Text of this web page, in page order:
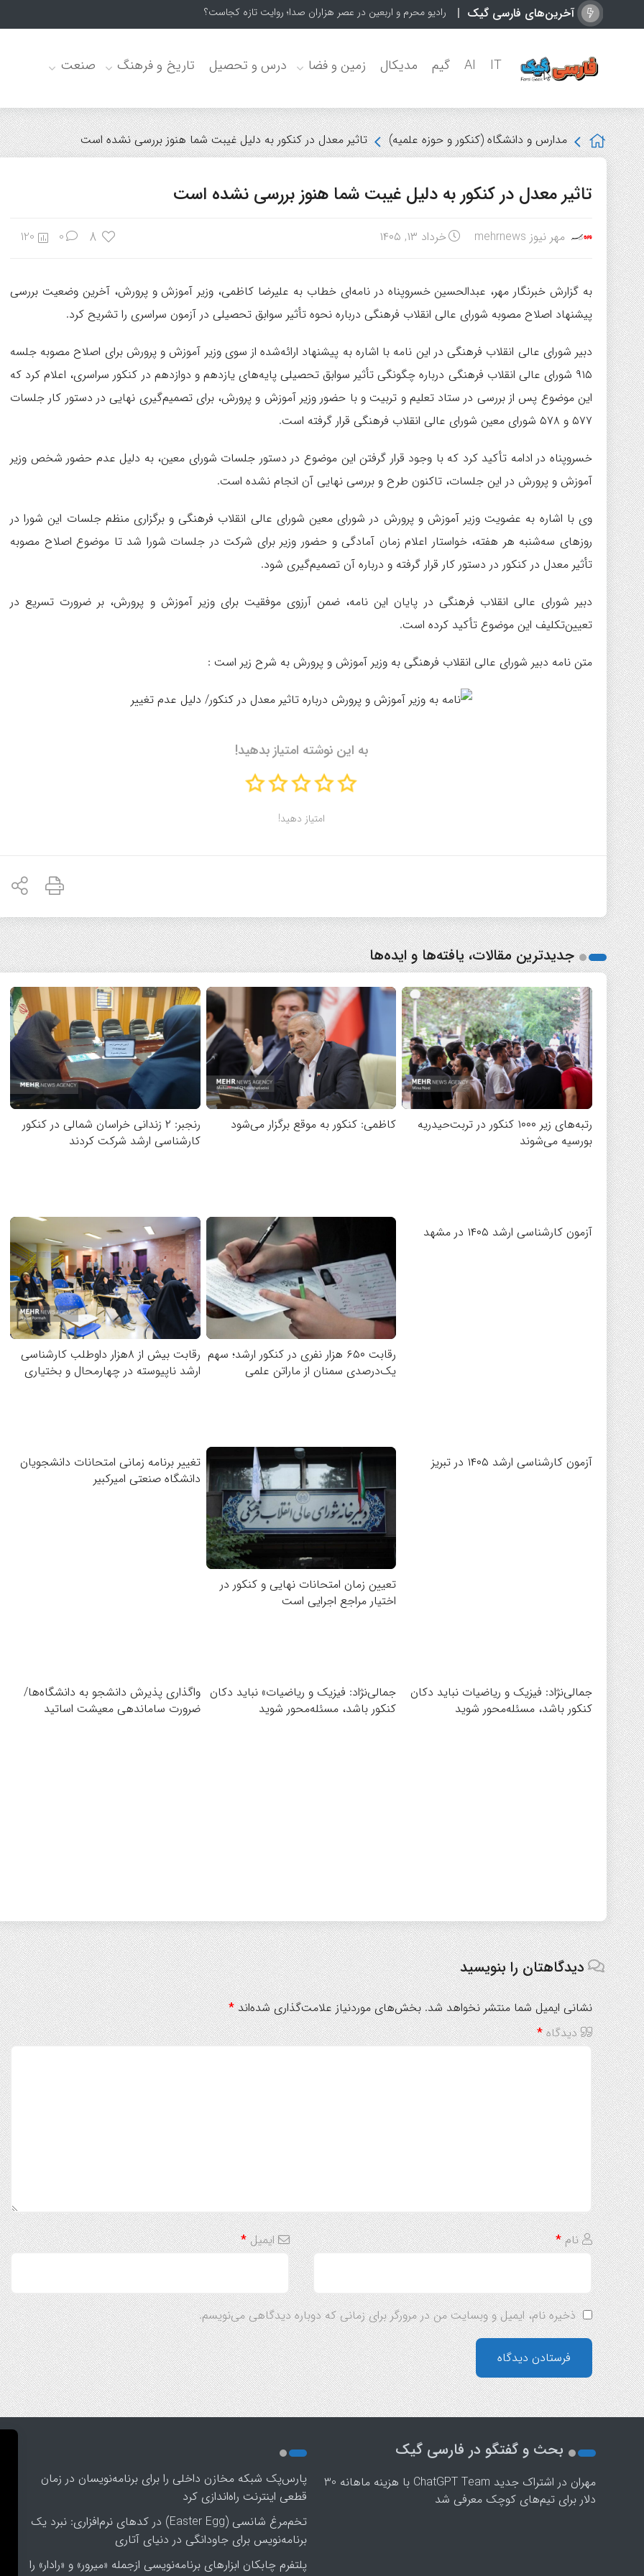
آخرین‌های فارسی گیک رادیو محرم و اربعین در عصر هزاران صدا؛ روایت تازه کجاست؟
IT
AI گیم مدیکال زمین و فضا درس و تحصیل تاریخ و فرهنگ صنعت
مدارس و دانشگاه (کنکور و حوزه علمیه) تاثیر معدل در کنکور به دلیل غیبت شما هنوز بررسی نشده است
تاثیر معدل در کنکور به دلیل غیبت شما هنوز بررسی نشده است
مهر نیوز mehrnews خرداد ۱۳, ۱۴۰۵ 8
0
120
به گزارش خبرنگار مهر، عبدالحسین خسروپناه در نامه‌ای خطاب به علیرضا کاظمی، وزیر آموزش و پرورش، آخرین وضعیت بررسی
پیشنهاد اصلاح مصوبه شورای عالی انقلاب فرهنگی درباره نحوه تأثیر سوابق تحصیلی در آزمون سراسری را تشریح کرد.
دبیر شورای عالی انقلاب فرهنگی در این نامه با اشاره به پیشنهاد ارائه‌شده از سوی وزیر آموزش و پرورش برای اصلاح مصوبه جلسه
۹۱۵ شورای عالی انقلاب فرهنگی درباره چگونگی تأثیر سوابق تحصیلی پایه‌های یازدهم و دوازدهم در کنکور سراسری، اعلام کرد که
این موضوع پس از بررسی در ستاد تعلیم و تربیت و با حضور وزیر آموزش و پرورش، برای تصمیم‌گیری نهایی در دستور کار جلسات
۵۷۷ و ۵۷۸ شورای معین شورای عالی انقلاب فرهنگی قرار گرفته است.
خسروپناه در ادامه تأکید کرد که با وجود قرار گرفتن این موضوع در دستور جلسات شورای معین، به دلیل عدم حضور شخص وزیر
آموزش و پرورش در این جلسات، تاکنون طرح و بررسی نهایی آن انجام نشده است.
وی با اشاره به عضویت وزیر آموزش و پرورش در شورای معین شورای عالی انقلاب فرهنگی و برگزاری منظم جلسات این شورا در
روزهای سه‌شنبه هر هفته، خواستار اعلام زمان آمادگی و حضور وزیر برای شرکت در جلسات شورا شد تا موضوع اصلاح مصوبه
تأثیر معدل در کنکور در دستور کار قرار گرفته و درباره آن تصمیم‌گیری شود.
دبیر شورای عالی انقلاب فرهنگی در پایان این نامه، ضمن آرزوی موفقیت برای وزیر آموزش و پرورش، بر ضرورت تسریع در
تعیین‌تکلیف این موضوع تأکید کرده است.
متن نامه دبیر شورای عالی انقلاب فرهنگی به وزیر آموزش و پرورش به شرح زیر است :
به این نوشته امتیاز بدهید!
امتیاز دهید!
جدیدترین مقالات، یافته‌ها و ایده‌ها
رتبه‌های زیر ۱۰۰۰ کنکور در تربت‌حیدریه
بورسیه می‌شوند
کاظمی: کنکور به موقع برگزار می‌شود
رنجبر: ۲ زندانی خراسان شمالی در کنکور
کارشناسی ارشد شرکت کردند
آزمون کارشناسی ارشد ۱۴۰۵ در مشهد
رقابت ۶۵۰ هزار نفری در کنکور ارشد؛ سهم
یک‌درصدی سمنان از ماراتن علمی
رقابت بیش از ۸هزار داوطلب کارشناسی
ارشد ناپیوسته در چهارمحال و بختیاری
آزمون کارشناسی ارشد ۱۴۰۵ در تبریز
تعیین زمان امتحانات نهایی و کنکور در
اختیار مراجع اجرایی است
تغییر برنامه زمانی امتحانات دانشجویان
دانشگاه صنعتی امیرکبیر
جمالی‌نژاد: فیزیک و ریاضیات نباید دکان
کنکور باشد، مسئله‌محور شوید
جمالی‌نژاد: فیزیک و ریاضیات» نباید دکان
کنکور باشد، مسئله‌محور شوید
واگذاری پذیرش دانشجو به دانشگاه‌ها/
ضرورت ساماندهی معیشت اساتید
دیدگاهتان را بنویسید
نشانی ایمیل شما منتشر نخواهد شد. بخش‌های موردنیاز علامت‌گذاری شده‌اند*
دیدگاه*
نام* ایمیل*
ذخیره نام، ایمیل و وبسایت من در مرورگر برای زمانی که دوباره دیدگاهی می‌نویسم.
بحث و گفتگو در فارسی گیک
مهران در
اشتراک جدید ChatGPT Team با هزینه ماهانه 30
دلار برای تیم‌های کوچک معرفی شد
پارس‌پک شبکه مخازن داخلی را برای برنامه‌نویسان در زمان
قطعی اینترنت راه‌اندازی کرد
تخم‌مرغ شانسی (Easter Egg) در کدهای نرم‌افزاری: نبرد یک
برنامه‌نویس برای جاودانگی در دنیای آتاری
پلتفرم چابکان ابزارهای برنامه‌نویسی ازجمله «میرور» و «رادار» را